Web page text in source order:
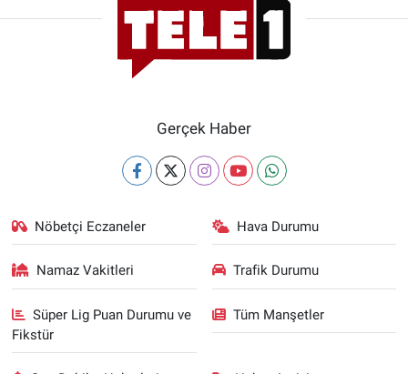
Gerçek Haber
Nöbetçi Eczaneler Hava Durumu
Namaz Vakitleri Trafik Durumu
Süper Lig Puan Durumu ve
Fikstür
Tüm Manşetler